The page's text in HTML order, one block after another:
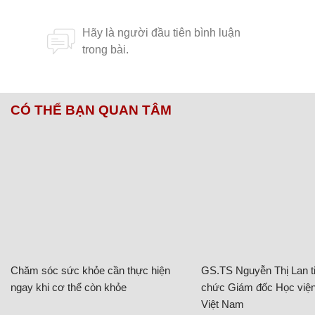
CÓ THỂ BẠN QUAN TÂM
Chăm sóc sức khỏe cần thực hiện
ngay khi cơ thể còn khỏe
GS.TS Nguyễn Thị Lan
chức Giám đốc Học
Việt Nam